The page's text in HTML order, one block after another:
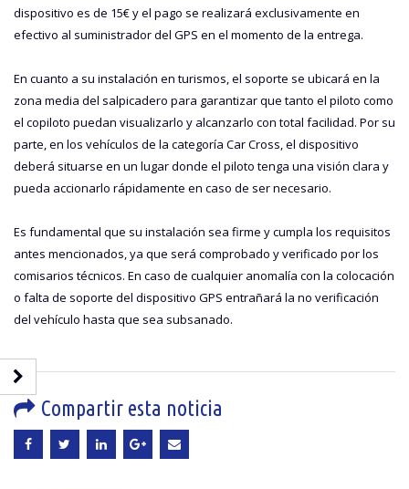
dispositivo es de 15€ y el pago se realizará exclusivamente en
efectivo al suministrador del GPS en el momento de la entrega.
En cuanto a su instalación en turismos, el soporte se ubicará en la
zona media del salpicadero para garantizar que tanto el piloto como
el copiloto puedan visualizarlo y alcanzarlo con total facilidad. Por su
parte, en los vehículos de la categoría Car Cross, el dispositivo
deberá situarse en un lugar donde el piloto tenga una visión clara y
pueda accionarlo rápidamente en caso de ser necesario.
Es fundamental que su instalación sea firme y cumpla los requisitos
antes mencionados, ya que será comprobado y verificado por los
comisarios técnicos. En caso de cualquier anomalía con la colocación
o falta de soporte del dispositivo GPS entrañará la no verificación
del vehículo hasta que sea subsanado.
Compartir esta noticia